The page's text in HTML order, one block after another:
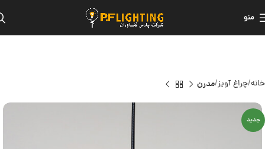
منو
خانه چراغ آویز مدرن
جدید